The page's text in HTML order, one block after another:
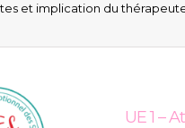
et implication du
UE 1 –